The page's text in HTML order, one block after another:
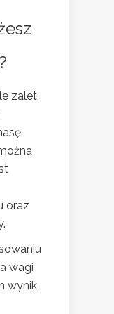
zalet,
oraz
wagi
wynik